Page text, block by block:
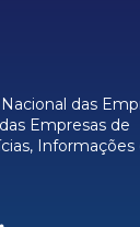
das
Empresas de
Informações